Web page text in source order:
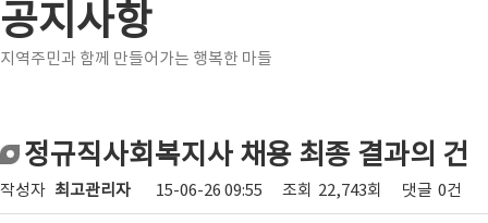
공지사항
지역주민과 함께 만들어가는 행복한 마들
정규직사회복지사 채용 최종 결과의 건
작성자 최고관리자 15-06-26 09:55 조회 22,743회 댓글 0건